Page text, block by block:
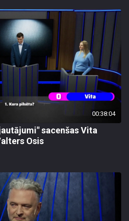
00:38:04
sacenšas Vita
Osis